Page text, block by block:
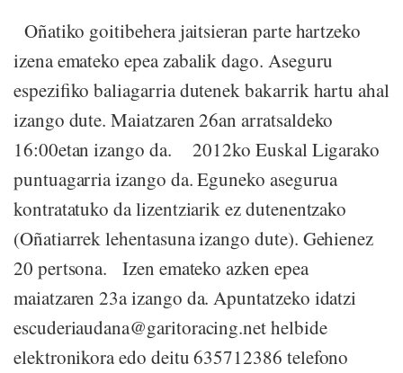
Oñatiko goitibehera jaitsieran parte hartzeko
izena emateko epea zabalik dago. Aseguru
espezifiko baliagarria dutenek bakarrik hartu ahal
izango dute. Maiatzaren 26an arratsaldeko
16:00etan izango da. 2012ko Euskal Ligarako
puntuagarria izango da. Eguneko asegurua
kontratatuko da lizentziarik ez dutenentzako
(Oñatiarrek lehentasuna izango dute). Gehienez
20 pertsona. Izen emateko azken epea
maiatzaren 23a izango da. Apuntatzeko idatzi
escuderiaudana@garitoracing.net helbide
elektronikora edo deitu 635712386 telefono